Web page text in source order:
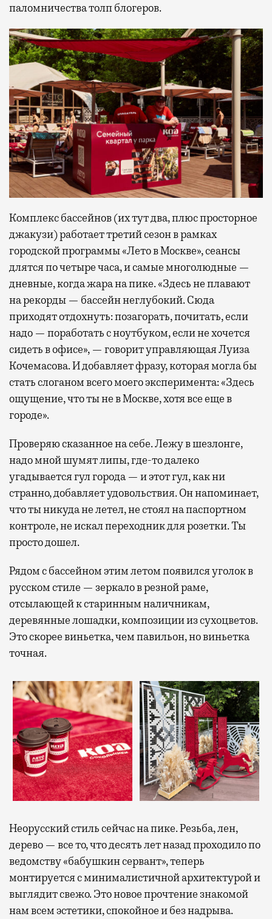
паломничества толп блогеров.
Комплекс бассейнов (их тут два, плюс просторное
джакузи) работает третий сезон в рамках
городской программы «Лето в Москве», сеансы
длятся по четыре часа, и самые многолюдные —
дневные, когда жара на пике. «Здесь не плавают
на рекорды — бассейн неглубокий. Сюда
приходят отдохнуть: позагорать, почитать, если
надо — поработать с ноутбуком, если не хочется
сидеть в офисе», — говорит управляющая Луиза
Кочемасова. И добавляет фразу, которая могла бы
стать слоганом всего моего эксперимента: «Здесь
ощущение, что ты не в Москве, хотя все еще в
городе».
Проверяю сказанное на себе. Лежу в шезлонге,
надо мной шумят липы, где-то далеко
угадывается гул города — и этот гул, как ни
странно, добавляет удовольствия. Он напоминает,
что ты никуда не летел, не стоял на паспортном
контроле, не искал переходник для розетки. Ты
просто дошел.
Рядом с бассейном этим летом появился уголок в
русском стиле — зеркало в резной раме,
отсылающей к старинным наличникам,
деревянные лошадки, композиции из сухоцветов.
Это скорее виньетка, чем павильон, но виньетка
точная.
Неорусский стиль сейчас на пике. Резьба, лен,
дерево — все то, что десять лет назад проходило по
ведомству «бабушкин сервант», теперь
монтируется с минималистичной архитектурой и
выглядит свежо. Это новое прочтение знакомой
нам всем эстетики, спокойное и без надрыва.